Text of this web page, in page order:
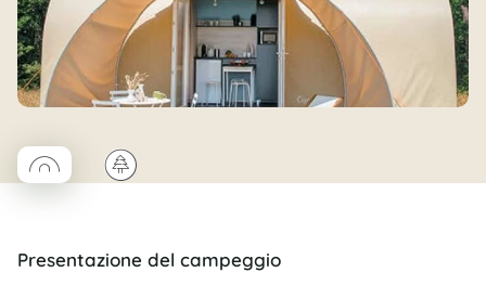
◯Coco rond🌲
Presentazione del campeggio